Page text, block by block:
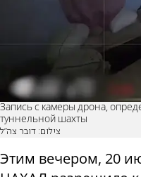
Запись с камеры дрона,
туннельной шахты
צילום: דובר צה"ל
Этим вечером, 20